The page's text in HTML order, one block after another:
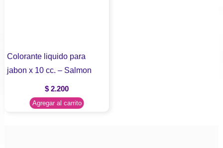
Colorante liquido para
jabon x 10 cc. – Salmon
$ 2.200
Agregar al carrito